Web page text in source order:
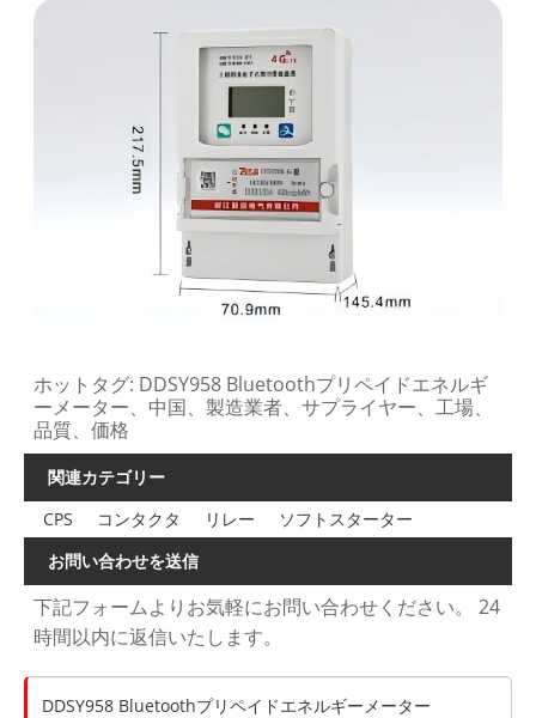
ホットタグ: DDSY958 Bluetoothプリペイドエネルギ
ーメーター、中国、製造業者、サプライヤー、工場、
品質、価格
関連カテゴリー
CPS
コンタクタ リレー
ソフトスターター
お問い合わせを送信
下記フォームよりお気軽にお問い合わせください。 24
時間以内に返信いたします。